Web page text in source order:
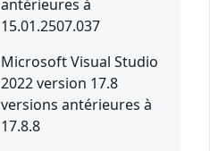
antérieures à
15.01.2507.037
Microsoft Visual Studio
2022 version 17.8
versions antérieures à
17.8.8